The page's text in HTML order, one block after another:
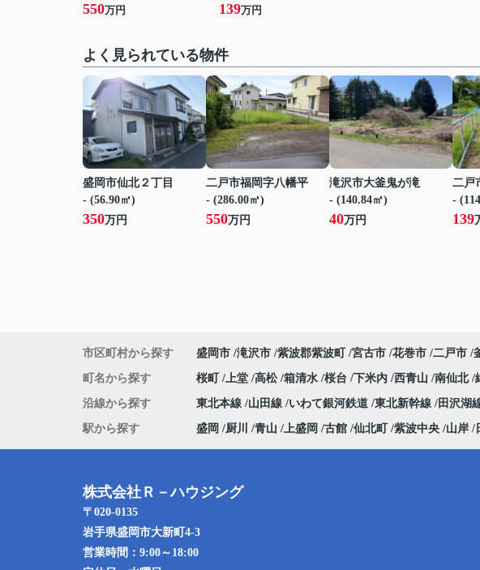
550万円 139万円
よく見られている物件
盛岡市仙北２丁目
- (56.90㎡)
350万円
二戸市福岡字八幡平
- (286.00㎡)
550万円
滝沢市大釜鬼が滝
- (140.84㎡)
40万円
二戸
-
139
市区町村から探す 盛岡市 滝沢市 紫波郡紫波町 宮古市 花巻市 二戸市
町名から探す 桜町 上堂 高松 箱清水 桜台 下米内 西青山 南仙北
沿線から探す 東北本線 山田線 いわて銀河鉄道 東北新幹線 田沢湖
駅から探す 盛岡 厨川 青山 上盛岡 古館 仙北町 紫波中央 山岸
株式会社Ｒ－ハウジング
〒020-0135
岩手県盛岡市大新町4-3
営業時間： 9:00～18:00